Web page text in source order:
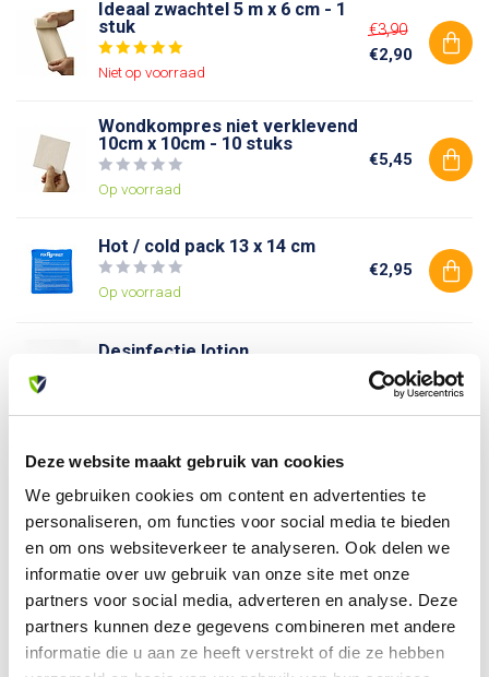
Deze website maakt gebruik van cookies
We gebruiken cookies om content en advertenties te
personaliseren, om functies voor social media te bieden
en om ons websiteverkeer te analyseren. Ook delen we
informatie over uw gebruik van onze site met onze
partners voor social media, adverteren en analyse. Deze
partners kunnen deze gegevens combineren met andere
informatie die u aan ze heeft verstrekt of die ze hebben
Ideaal zwachtel 5 m x 6 cm - 1
stuk
Niet op voorraad
€3,90
€2,90
Wondkompres niet verklevend
10cm x 10cm - 10 stuks
Op voorraad
€5,45
Hot / cold pack 13 x 14 cm
Op voorraad
€2,95
Desinfectie lotion
€2,09
Heb je vragen over dit product?
Of heb je hulp nodig bij je bestelling? Neem contact op
met onze klantenservice. We helpen je graag verder!
info@allesveilig.nl
+31 (0) 6 82095086